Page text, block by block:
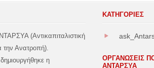
(Αντικαπιταλιστική
την Ανατροπή).
η
ΚΑΤΗΓΟΡΊΕΣ
ΟΡΓΑΝΩΣΕΙΣ
ΑΝΤΑΡΣΥΑ